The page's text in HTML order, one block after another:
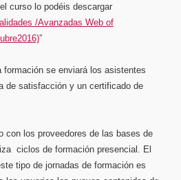
curso lo podéis descargar
/Avanzadas Web of
”
formación se enviará los asistentes
de satisfacción y un certificado de
con los proveedores de las bases de
ciclos de formación presencial. El
tipo de jornadas de formación es